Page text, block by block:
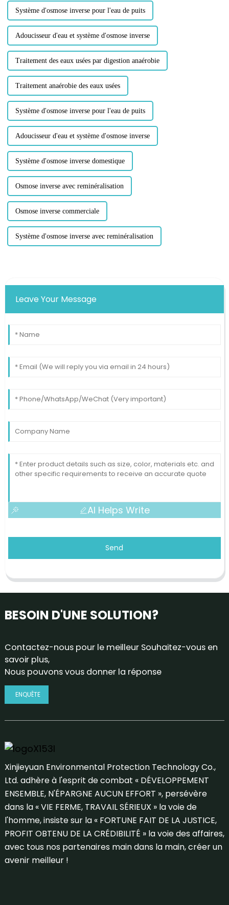
Système d'osmose inverse pour l'eau de puits
Adoucisseur d'eau et système d'osmose inverse
Traitement des eaux usées par digestion anaérobie
Traitement anaérobie des eaux usées
Système d'osmose inverse pour l'eau de puits
Adoucisseur d'eau et système d'osmose inverse
Système d'osmose inverse domestique
Osmose inverse avec reminéralisation
Osmose inverse commerciale
Système d'osmose inverse avec reminéralisation
Leave Your Message
AI Helps Write
Send
BESOIN D'UNE SOLUTION?
Contactez-nous pour le meilleur Souhaitez-vous en
savoir plus,
Nous pouvons vous donner la réponse
ENQUÊTE
Xinjieyuan Environmental Protection Technology Co.,
Ltd. adhère à l'esprit de combat « DÉVELOPPEMENT
ENSEMBLE, N'ÉPARGNE AUCUN EFFORT », persévère
dans la « VIE FERME, TRAVAIL SÉRIEUX » la voie de
l'homme, insiste sur la « FORTUNE FAIT DE LA JUSTICE,
PROFIT OBTENU DE LA CRÉDIBILITÉ » la voie des affaires,
avec tous nos partenaires main dans la main, créer un
avenir meilleur !